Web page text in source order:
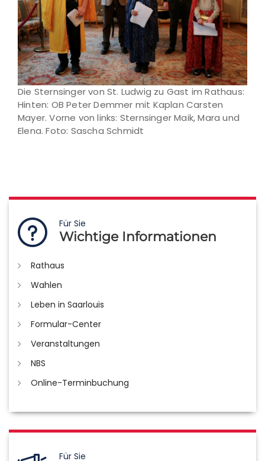
Die Sternsinger von St. Ludwig zu Gast im Rathaus:
Hinten: OB Peter Demmer mit Kaplan Carsten
Mayer. Vorne von links: Sternsinger Maik, Mara und
Elena. Foto: Sascha Schmidt
Für Sie
Wichtige Informationen
Rathaus
Wahlen
Leben in Saarlouis
Formular-Center
Veranstaltungen
NBS
Online-Terminbuchung
Für Sie